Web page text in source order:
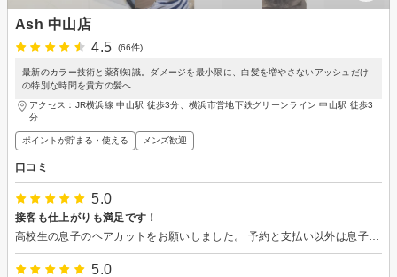
Ash 中山店
4.5
(66件)
最新のカラー技術と薬剤知識。ダメージを最小限に、白髪を増やさないアッシュだけ
の特別な時間を貴方の髪へ
アクセス：JR横浜線 中山駅 徒歩3分、横浜市営地下鉄グリーンライン 中山駅 徒歩3
分
ポイントが貯まる・使える メンズ歓迎
口コミ
5.0
接客も仕上がりも満足です！
高校生の息子のヘアカットをお願いしました。 予約と支払い以外は息子本人と美容師さんにお任せしましたが、丁寧な接客と仕上がりに本人はとても満足したようです。 特にカウンセリングが丁寧だったとのこと。 機会がありましたらまた利用させて下さい。
5.0